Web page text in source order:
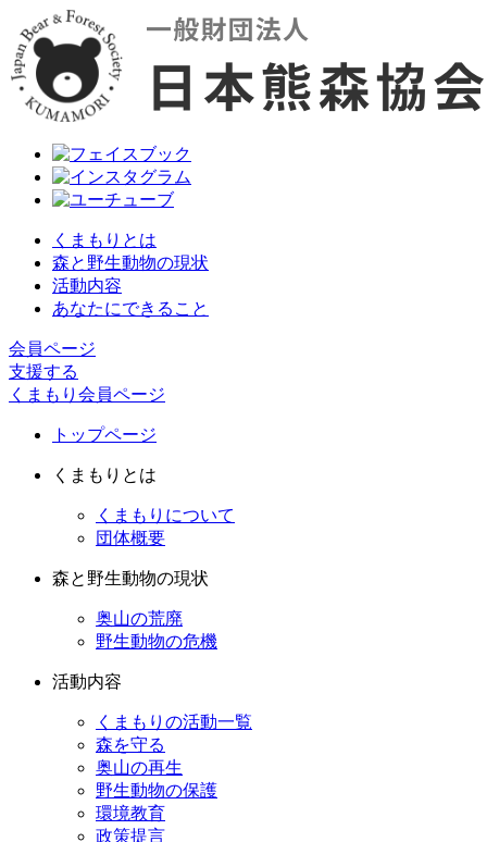
くまもりとは
森と野生動物の現状
活動内容
あなたにできること
会員ページ
支援する
くまもり会員ページ
トップページ
くまもりとは
くまもりについて
団体概要
森と野生動物の現状
奥山の荒廃
野生動物の危機
活動内容
くまもりの活動一覧
森を守る
奥山の再生
野生動物の保護
環境教育
政策提言